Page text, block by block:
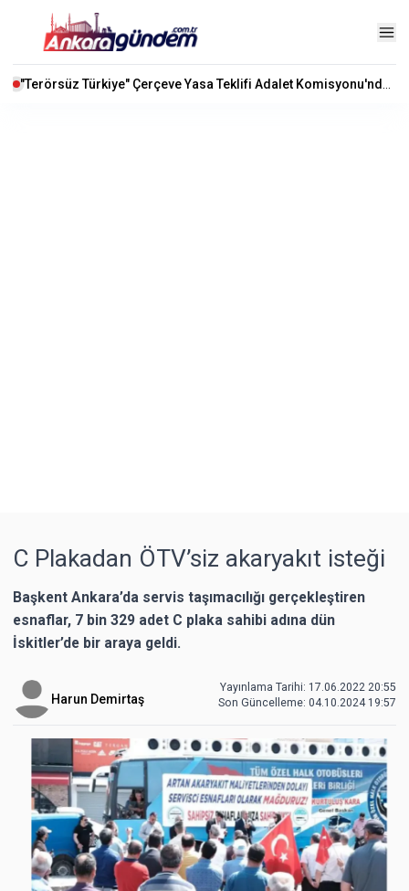
C Plakadan ÖTV’siz akaryakıt isteği
Başkent Ankara’da servis taşımacılığı gerçekleştiren
esnaflar, 7 bin 329 adet C plaka sahibi adına dün
İskitler’de bir araya geldi.
Harun Demirtaş
Yayınlama Tarihi: 17.06.2022 20:55
Son Güncelleme: 04.10.2024 19:57